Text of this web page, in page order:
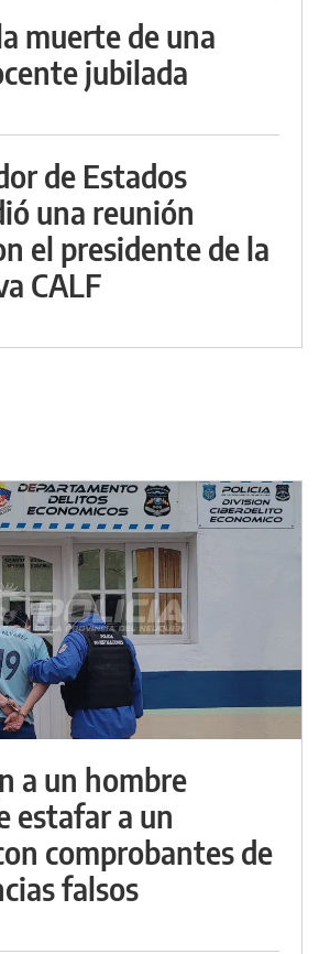
muerte de una
jubilada
de Estados
una reunión
el presidente de la
CALF
a un hombre
estafar a un
comprobantes de
falsos